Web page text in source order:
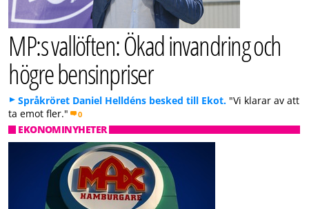
MP:s vallöften: Ökad invandring och
högre bensinpriser
Språkröret Daniel Helldéns besked till Ekot. "Vi klarar av att
ta emot fler."
0
EKONOMINYHETER